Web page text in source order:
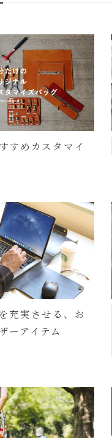
すめカスタマイ
充実させる、お
ーアイテム